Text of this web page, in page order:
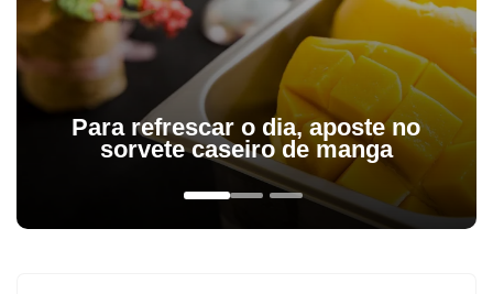
exemplo, de dar autógrafos e tirar fotos (inclusive para alguns
palmeirenses).
Para refrescar o dia, aposte no
sorvete caseiro de manga